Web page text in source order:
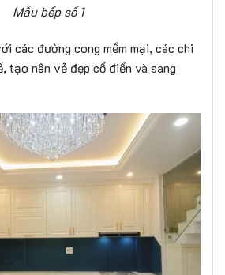
Mẫu bếp số 1
các đường cong mềm mại, các chi
tạo nên vẻ đẹp cổ điển và sang